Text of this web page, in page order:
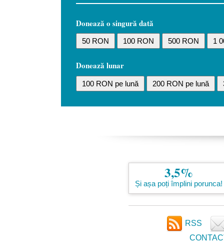
Donează o singură dată
50 RON 100 RON 500 RON 1
Donează lunar
100 RON pe lună 200 RON pe lună
3,5%
Și așa poți împlini porunca!
RSS